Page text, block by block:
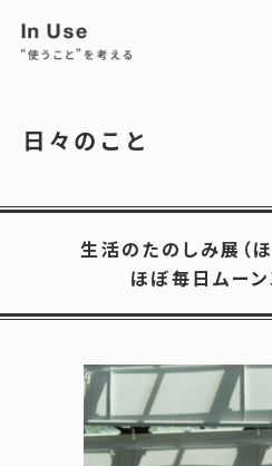
日々のこと
生活のたのしみ展（
ほぼ毎日ムー